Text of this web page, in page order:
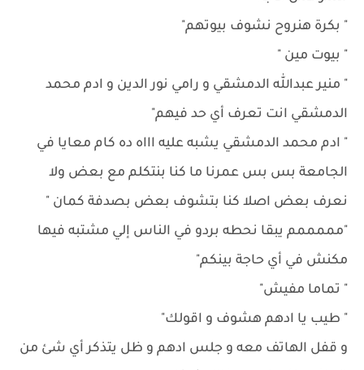
" بكرة هنروح نشوف بيوتهم"
" بيوت مين "
" منير عبدالله الدمشقي و رامي نور الدين و ادم محمد
الدمشقي انت تعرف أي حد فيهم"
" ادم محمد الدمشقي يشبه عليه اااه ده كام معايا في
الجامعة بس بس عمرنا ما كنا بنتكلم مع بعض ولا
نعرف بعض اصلا كنا بتشوف بعض بصدفة كمان "
"مممممم يبقا نحطه بردو في الناس إلي مشتبه فيها
مكنش في أي حاجة بينكم"
" تماما مفيش"
" طيب يا ادهم هشوف و اقولك"
و قفل الهاتف معه و جلس ادهم و ظل يتذكر أي شئ من